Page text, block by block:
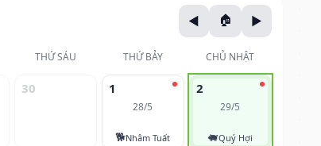
THỨ SÁU THỨ BẢY CHỦ NHẬT
30 1
28/5
🐕Nhâm Tuất
2
29/5
🐖Quý Hợi